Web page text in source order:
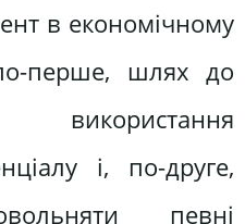
в економічному
перше, шлях до
використання
і, по-друге,
певні